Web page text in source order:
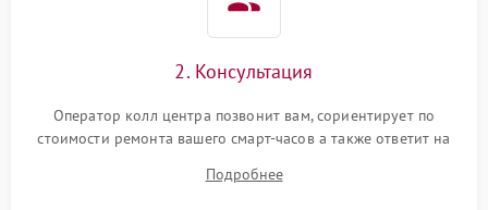
2. Консультация
Оператор колл центра позвонит вам, сориентирует по
стоимости ремонта вашего смарт-часов а также ответит на
Подробнее